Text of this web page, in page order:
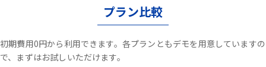
プラン比較
初期費用0円から利用できます。各プランともデモを用意していますの
で、まずはお試しいただけます。